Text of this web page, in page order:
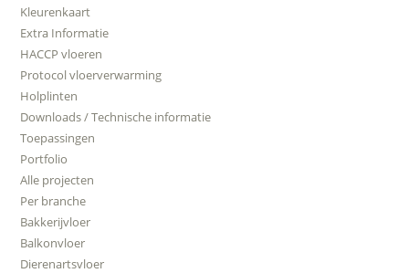
Kleurenkaart
Extra Informatie
HACCP vloeren
Protocol vloerverwarming
Holplinten
Downloads / Technische informatie
Toepassingen
Portfolio
Alle projecten
Per branche
Bakkerijvloer
Balkonvloer
Dierenartsvloer